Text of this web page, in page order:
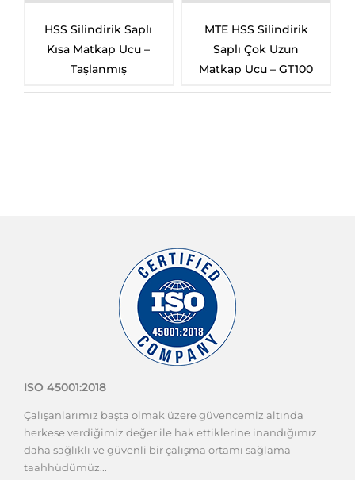
MTE HSS Silindirik
Saplı Çok Uzun
Matkap Ucu – GT100
MTE HSS
Sertleştirilmiş Ve
Taşlanmış Pim
ISO 45001:2018
Çalışanlarımız başta olmak üzere güvencemiz altında
herkese verdiğimiz değer ile hak ettiklerine inandığımız
daha sağlıklı ve güvenli bir çalışma ortamı sağlama
taahhüdümüz...